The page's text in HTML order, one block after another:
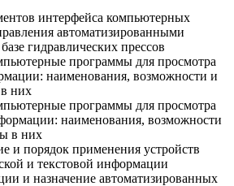
интерфейса компьютерных
автоматизированными
гидравлических прессов
программы для просмотра
наименования, возможности и
них
программы для просмотра
наименования, возможности
в них
и порядок применения устройств
и текстовой информации
и назначение автоматизированных